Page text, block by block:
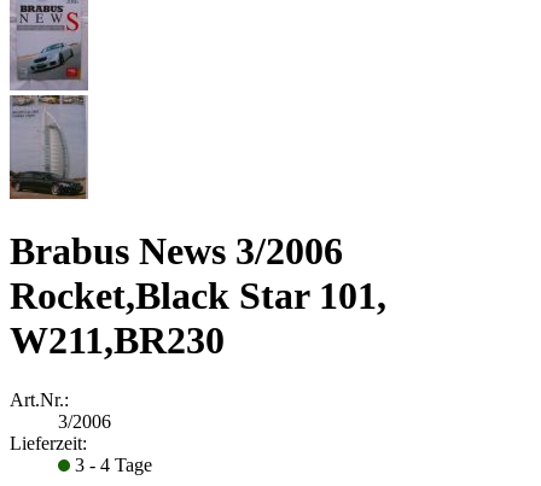
Brabus News 3/2006
Rocket,Black Star 101,
W211,BR230
Art.Nr.:
3/2006
Lieferzeit:
3 - 4 Tage